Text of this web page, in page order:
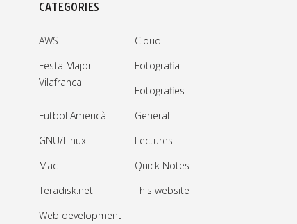
CATEGORIES
AWS
Cloud
Festa Major
Vilafranca
Fotografia
Fotografies
Futbol Americà
General
GNU/Linux
Lectures
Mac
Quick Notes
Teradisk.net
This website
Web development